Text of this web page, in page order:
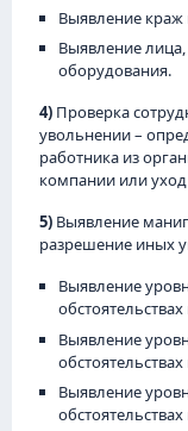
Выявление краж
Выявление
оборудования.
4) Проверка
увольнении –
работника из
компании или
5) Выявление
разрешение иных
Выявление
Выявление
Выявление